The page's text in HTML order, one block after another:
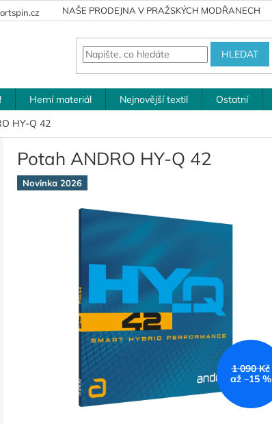
NAŠE PRODEJNA V PRAŽSKÝCH MODŘANECH
HLEDAT
Herní materiál Nejnovější textil Ostatní
HY-Q 42
Potah ANDRO HY-Q 42
Novinka 2026
1 090 Kč
až –15 %